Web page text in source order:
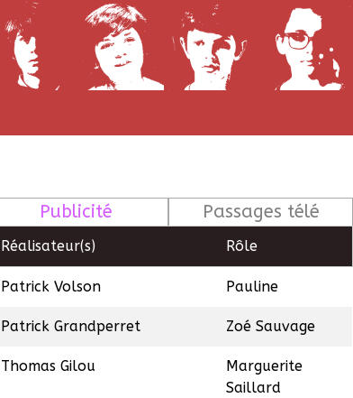
Publicité Passages télé
Réalisateur(s) Rôle
Patrick Volson Pauline
Patrick Grandperret Zoé Sauvage
Thomas Gilou
Marguerite
Saillard